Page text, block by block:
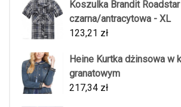
Koszulka Brandit Roadstar
czarna/antracytowa - XL
123,21 zł
Heine Kurtka dżinsowa w
granatowym
217,34 zł